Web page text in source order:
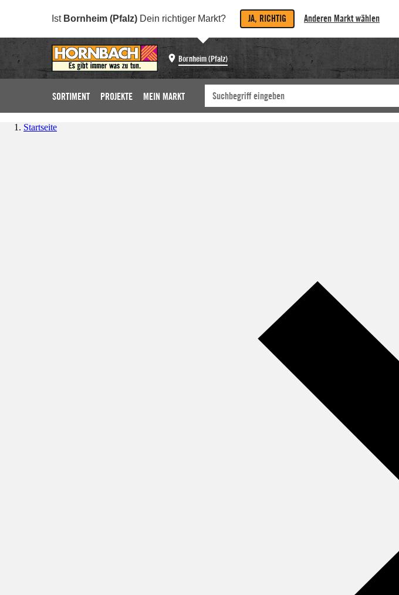
Ist Bornheim (Pfalz) Dein richtiger Markt? JA, RICHTIG Anderen Markt wählen
Bornheim (Pfalz)
SORTIMENT PROJEKTE MEIN MARKT
Startseite